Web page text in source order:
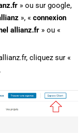
» ou sur google,
», « connexion
allianz.fr» ou «
cliquez sur «